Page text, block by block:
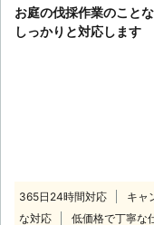
お庭の伐採作業のこと
しっかりと対応します
365日24時間対応 キャ
な対応
低価格で丁寧な